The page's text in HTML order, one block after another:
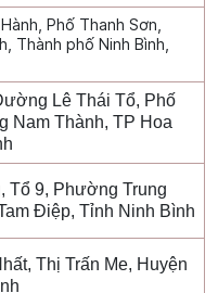
Phố Thanh Sơn,
Thành phố Ninh Bình,
Lê Thái Tổ, Phố
Nam Thành, TP Hoa
Tổ 9, Phường Trung
Điệp, Tỉnh Ninh Bình
Thị Trấn Me, Huyện